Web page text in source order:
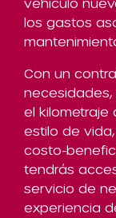
los gastos
Con un
el kilometraje
estilo de
costo-
tendrás
servicio de
experiencia